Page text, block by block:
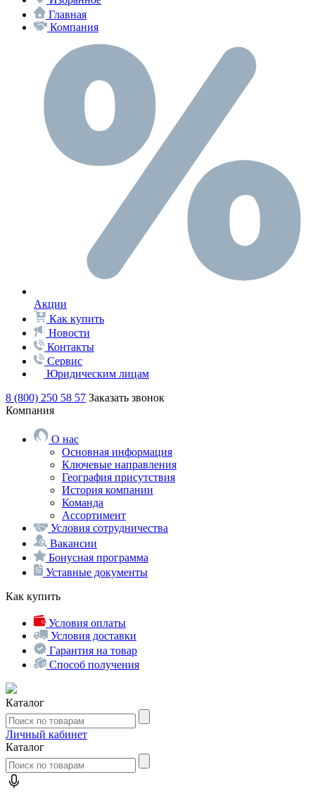
Главная
Компания
Акции
Как купить
Новости
Контакты
Сервис
Юридическим лицам
8 (800) 250 58 57 Заказать звонок
Компания
О нас
Основная информация
Ключевые направления
География присутствия
История компании
Команда
Ассортимент
Условия сотрудничества
Вакансии
Бонусная программа
Уставные документы
Как купить
Условия оплаты
Условия доставки
Гарантия на товар
Способ получения
Каталог
Личный кабинет
Каталог